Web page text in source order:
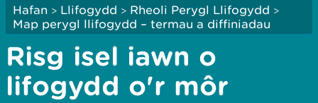
Hafan > Llifogydd > Rheoli Perygl Llifogydd >
Map perygl llifogydd – termau a diffiniadau
Risg isel iawn o
lifogydd o'r môr